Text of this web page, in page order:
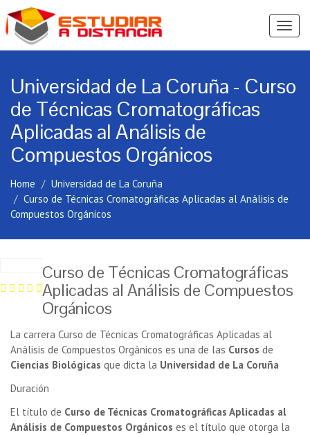
Ver
Universidad de La Coruña - Curso
de Técnicas Cromatográficas
Aplicadas al Análisis de
Compuestos Orgánicos
Home
Universidad de La Coruña
Curso de Técnicas Cromatográficas Aplicadas al Análisis de
Compuestos Orgánicos
Curso de Técnicas Cromatográficas
Aplicadas al Análisis de Compuestos
Orgánicos
La carrera Curso de Técnicas Cromatográficas Aplicadas al
Análisis de Compuestos Orgánicos es una de las Cursos de
Ciencias Biológicas que dicta la Universidad de La Coruña
Duración
El título de Curso de Técnicas Cromatográficas Aplicadas al
Análisis de Compuestos Orgánicos es el título que otorga la